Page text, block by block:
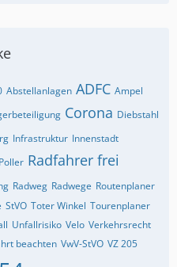
Abstellanlagen ADFC Ampel
Corona Diebstahl
Infrastruktur Innenstadt
Poller Radfahrer frei
Radweg Radwege Routenplaner
StVO Toter Winkel Tourenplaner
Unfallrisiko Velo Verkehrsrecht
beachten VwV-StVO VZ 205